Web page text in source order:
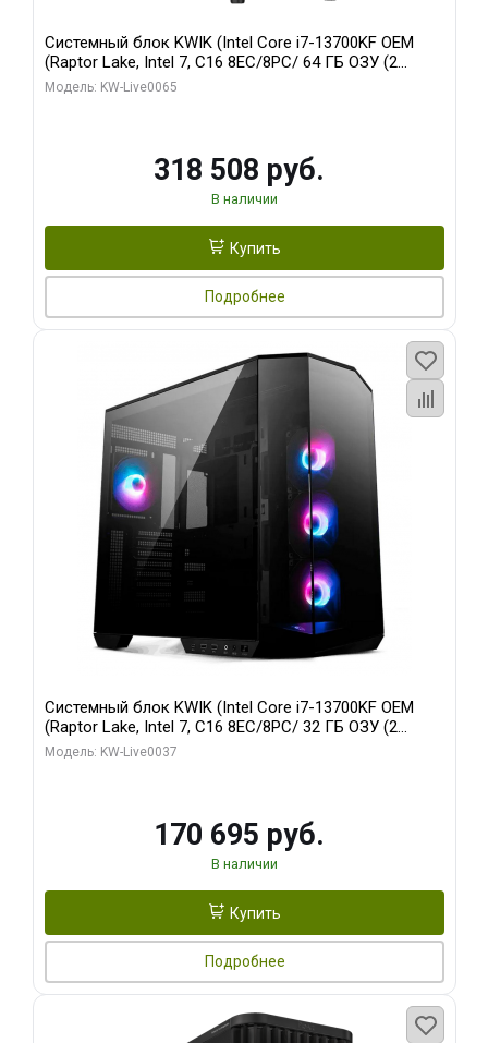
Системный блок KWIK (Intel Core i7-13700KF OEM
(Raptor Lake, Intel 7, C16 8EC/8PC/ 64 ГБ ОЗУ (2
модуля)/ ASUS RTX5080 PROART OC 16GB GDDR7
Модель: KW-Live0065
318 508 руб.
В наличии
Купить
Подробнее
Системный блок KWIK (Intel Core i7-13700KF OEM
(Raptor Lake, Intel 7, C16 8EC/8PC/ 32 ГБ ОЗУ (2
модуля)/ Gigabyte RTX5070 AERO OC 12GB GDDR7
Модель: KW-Live0037
170 695 руб.
В наличии
Купить
Подробнее